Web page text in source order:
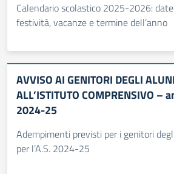
Calendario scolastico 2025-2026:
festività, vacanze e termine dell’anno
AVVISO AI GENITORI DEGLI
ALL’ISTITUTO COMPRENSIVO –
2024-25
Adempimenti previsti per i genitori
per l’A.S. 2024-25